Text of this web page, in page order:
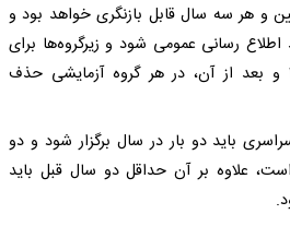
و هر سه سال قابل بازنگری خواهد بود و
اطلاع رسانی عمومی شود و زیرگروه‌ها برای
پذیرش از سال تحصیلی ۱۴۰۲ و بعد از آن، در هر گروه آزمایشی حذف
سراسری باید دو بار در سال برگزار شود و دو
علاوه بر آن حداقل دو سال قبل باید